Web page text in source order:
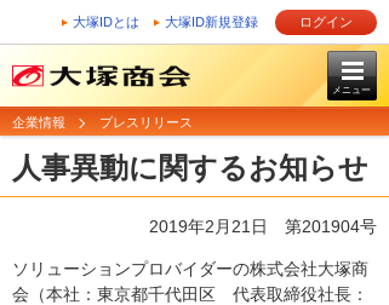
大塚IDとは 大塚ID新規登録 ログイン
メニュー
企業情報 プレスリリース
人事異動に関するお知らせ
2019年2月21日 第201904号
ソリューションプロバイダーの株式会社大塚商
会（本社：東京都千代田区 代表取締役社長：